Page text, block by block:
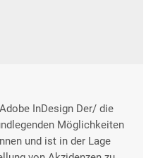
InDesign Der/ die
Möglichkeiten
und ist in der Lage